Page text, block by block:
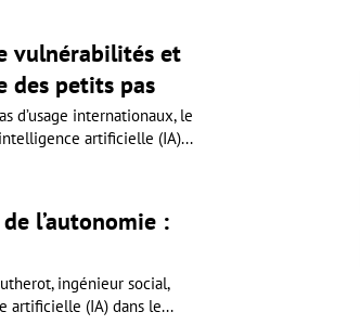
vulnérabilités et
des petits pas
d’usage internationaux, le
artificielle (IA)...
l’autonomie :
ingénieur social,
artificielle (IA) dans le...